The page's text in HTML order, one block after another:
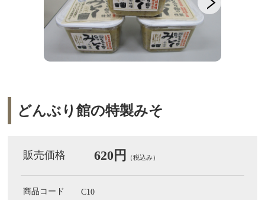
どんぶり館の特製みそ
販売価格 620円 （税込み）
商品コード C10